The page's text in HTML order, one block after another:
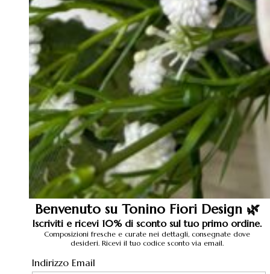
Benvenuto su Tonino Fiori Design 🌿
Iscriviti e ricevi 10% di sconto sul tuo primo ordine.
Composizioni fresche e curate nei dettagli, consegnate dove
desideri. Ricevi il tuo codice sconto via email.
Indirizzo Email